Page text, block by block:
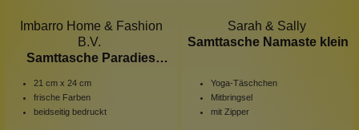
Imbarro Home & Fashion
B.V.
Samttasche Paradies
21 cm x 24 cm
frische Farben
beidseitig bedruckt
Sarah & Sally
Samttasche Namaste klein
Yoga-Täschchen
Mitbringsel
mit Zipper